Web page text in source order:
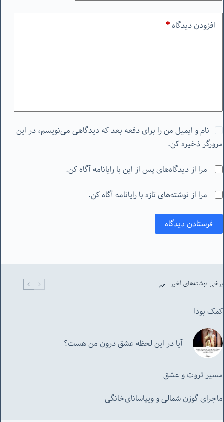
افزودن دیدگاه*
نام و ایمیل من را برای دفعه بعد که دیدگاهی می‌نویسم، در این
مرورگر ذخیره کن.
مرا از دیدگاه‌های پس از این با رایانامه آگاه کن.
مرا از نوشته‌های تازه با رایانامه آگاه کن.
فرستادن دیدگاه
برخی نوشته‌های اخیر
کمک بودا
آیا در این لحظه عشق درون من هست؟
مسیر ثروت و عشق
ماجرای گوزن شمالی و‌ ویپاسانای‌خانگی